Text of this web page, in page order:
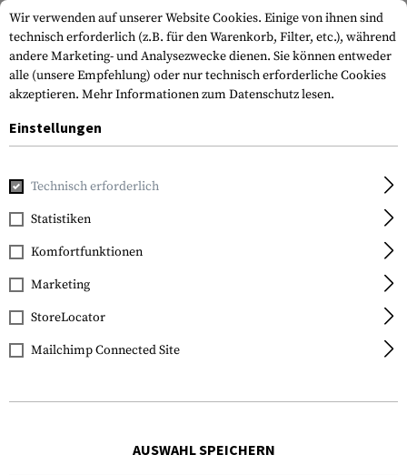
Home Waffenzubehör
Nitecore
NL1836R 18650 USB-C
Battery 3.6V 3600mAh
Wir verwenden auf unserer Website Cookies. Einige von ihnen sind
technisch erforderlich (z.B. für den Warenkorb, Filter, etc.), während
andere Marketing- und Analysezwecke dienen. Sie können entweder
alle (unsere Empfehlung) oder nur technisch erforderliche Cookies
akzeptieren. Mehr Informationen zum Datenschutz lesen.
Einstellungen
Technisch erforderlich
Statistiken
Komfortfunktionen
Marketing
StoreLocator
Mailchimp Connected Site
AUSWAHL SPEICHERN